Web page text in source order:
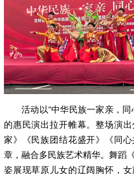
活动以“中华民族一家亲，
的惠民演出拉开帷幕。整场演
家》《民族团结花盛开》《同
章，融合多民族艺术精华。舞蹈
姿展现草原儿女的辽阔胸怀，